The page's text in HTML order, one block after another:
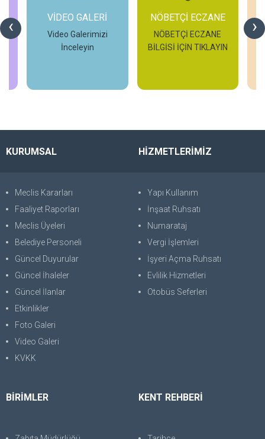
‹ ›
VİDEO GALERİ
Video Galerimizi
İnceleyin
NÖBETÇİ ECZANE
NÖBETÇİ ECZANE
BİLGİSİ İÇİN TIKLAYIN
KURUMSAL
Meclis Kararları
Faaliyet Raporları
Meclis Üyeleri
Belediye Personeli
Güncel Duyurular
Güncel İhaleler
Güncel İlanlar
Etkinlikler
Foto Galeri
Video Galeri
KVKK
HİZMETLERİMİZ
Yapı Kullanım
İnşaat Ruhsatı
Numarataj
Vergi İşlemleri
İşyeri Açma Ruhsatı
Evlilik Hizmetleri
Otobüs Seferleri
BİRİMLER KENT REHBERİ